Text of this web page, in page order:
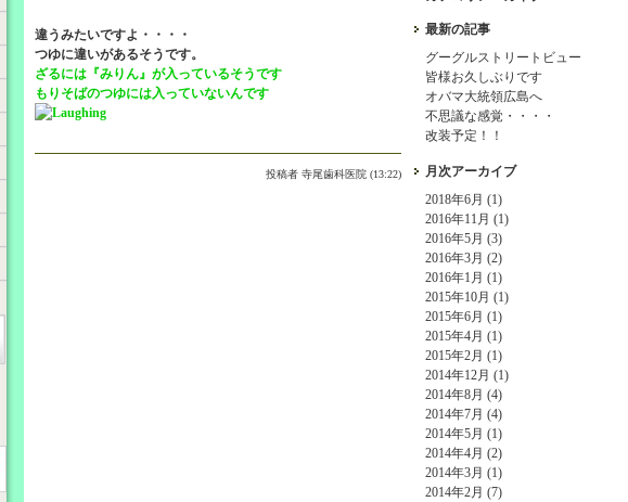
違うみたいですよ・・・・
つゆに違いがあるそうです。
ざるには『みりん』が入っているそうです
もりそばのつゆには入っていないんです
投稿者寺尾歯科医院 (13:22)
最新の記事
グーグルストリートビュー
皆様お久しぶりです
オバマ大統領広島へ
不思議な感覚・・・・
改装予定！！
月次アーカイブ
2018年6月 (1)
2016年11月 (1)
2016年5月 (3)
2016年3月 (2)
2016年1月 (1)
2015年10月 (1)
2015年6月 (1)
2015年4月 (1)
2015年2月 (1)
2014年12月 (1)
2014年8月 (4)
2014年7月 (4)
2014年5月 (1)
2014年4月 (2)
2014年3月 (1)
2014年2月 (7)